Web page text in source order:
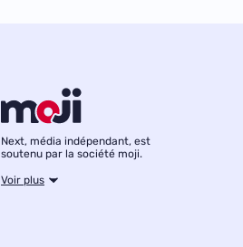
Next, média indépendant, est
soutenu par la société moji.
Voir plus